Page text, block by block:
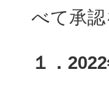
べて承認
１．